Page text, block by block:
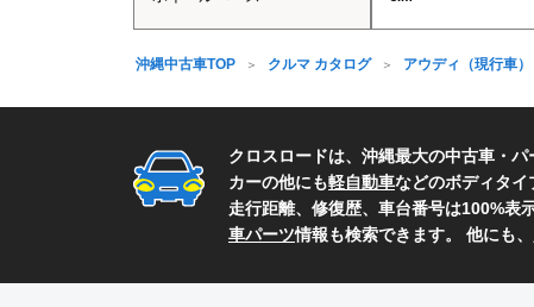
沖縄中古車TOP クルマ カタログ アウディ（現行車）
クロスロードは、沖縄最大の中古車・パ
カーの他にも軽自動車などのボディタイ
走行距離、修復歴、車台番号は100%表
車パーツ情報も検索できます。 他にも